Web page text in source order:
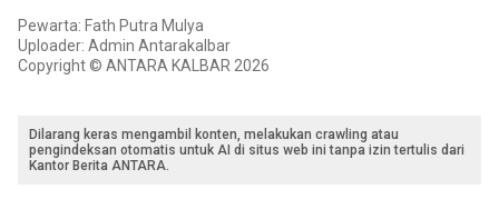
Pewarta: Fath Putra Mulya
Uploader: Admin Antarakalbar
Copyright © ANTARA KALBAR 2026
Dilarang keras mengambil konten, melakukan crawling atau
pengindeksan otomatis untuk AI di situs web ini tanpa izin tertulis dari
Kantor Berita ANTARA.